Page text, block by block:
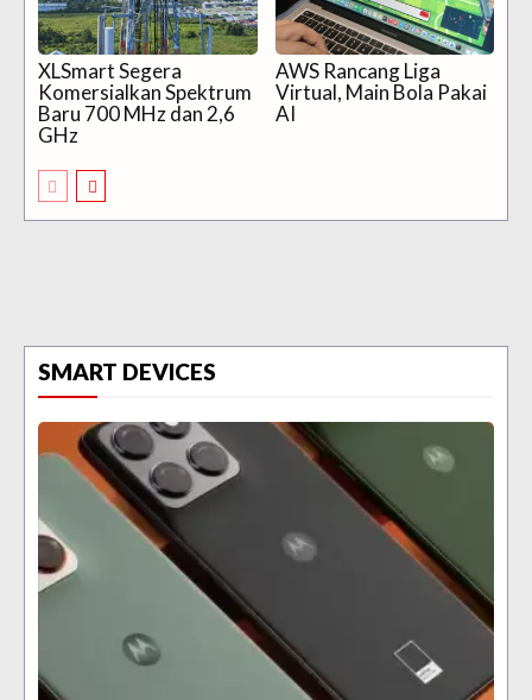
XLSmart Segera
Komersialkan Spektrum
Baru 700 MHz dan 2,6
GHz
AWS Rancang Liga
Virtual, Main Bola Pakai
AI
SMART DEVICES